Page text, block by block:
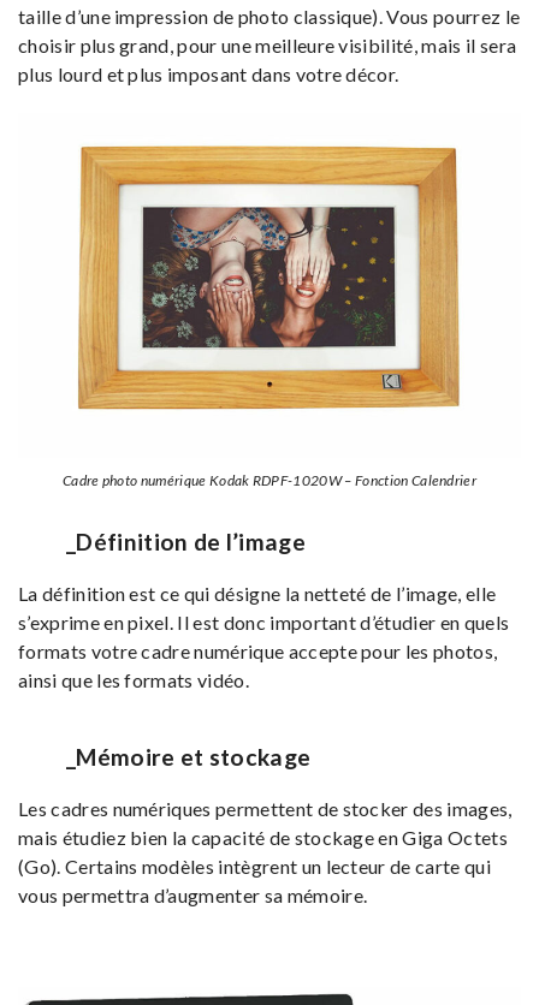
taille d’une impression de photo classique). Vous pourrez le
choisir plus grand, pour une meilleure visibilité, mais il sera
plus lourd et plus imposant dans votre décor.
Cadre photo numérique Kodak RDPF-1020W – Fonction Calendrier
_Définition de l’image
La définition est ce qui désigne la netteté de l’image, elle
s’exprime en pixel. Il est donc important d’étudier en quels
formats votre cadre numérique accepte pour les photos,
ainsi que les formats vidéo.
_Mémoire et stockage
Les cadres numériques permettent de stocker des images,
mais étudiez bien la capacité de stockage en Giga Octets
(Go). Certains modèles intègrent un lecteur de carte qui
vous permettra d’augmenter sa mémoire.